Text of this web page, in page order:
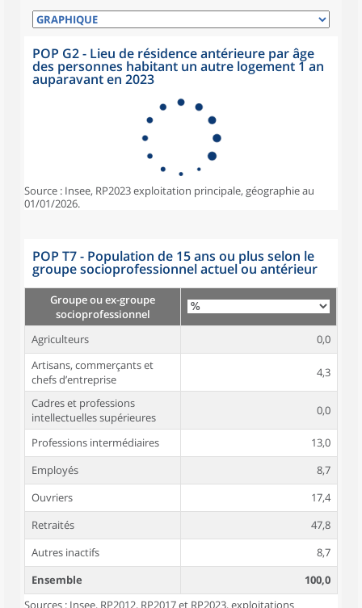
POP G2 - Lieu de résidence antérieure par âge
des personnes habitant un autre logement 1 an
auparavant en 2023
Source : Insee, RP2023 exploitation principale, géographie au
01/01/2026.
POP T7 - Population de 15 ans ou plus selon le
groupe socioprofessionnel actuel ou antérieur
Groupe ou ex-groupe
socioprofessionnel
Agriculteurs
0,0
Artisans, commerçants et
chefs d’entreprise
4,3
Cadres et professions
intellectuelles supérieures
0,0
Professions intermédiaires
13,0
Employés
8,7
Ouvriers
17,4
Retraités
47,8
Autres inactifs
8,7
Ensemble
100,0
Sources : Insee, RP2012, RP2017 et RP2023, exploitations